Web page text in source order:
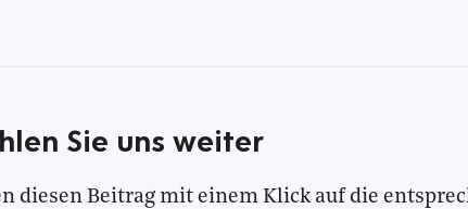
Sie uns weiter
diesen Beitrag mit einem Klick auf die